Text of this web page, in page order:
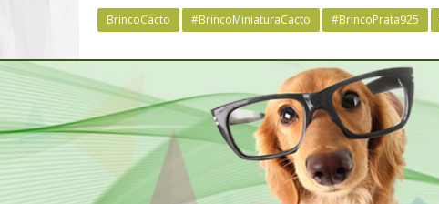
BrincoCacto #BrincoMiniaturaCacto #BrincoPrata925